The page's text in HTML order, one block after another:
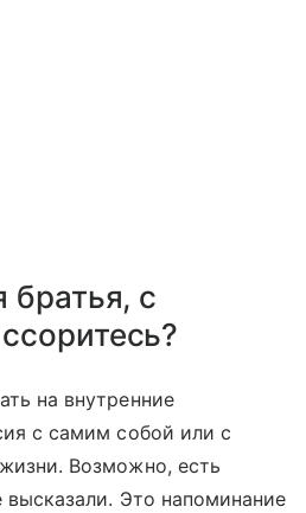
братья, с
на внутренние
с самим собой или с
Возможно, есть
Это напоминание